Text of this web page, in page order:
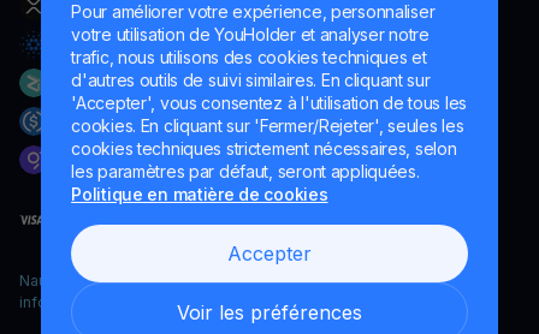
Pour améliorer votre expérience, personnaliser
votre utilisation de YouHolder et analyser notre
trafic, nous utilisons des cookies techniques et
d'autres outils de suivi similaires. En cliquant sur
'Accepter', vous consentez à l'utilisation de tous les
cookies. En cliquant sur 'Fermer/Rejeter', seules les
cookies techniques strictement nécessaires, selon
les paramètres par défaut, seront appliquées.
Politique en matière de cookies
Accepter
Voir les préférences
Naumard LTD. – uniquement à des fins de développement
informatique, de recherche et de marketing